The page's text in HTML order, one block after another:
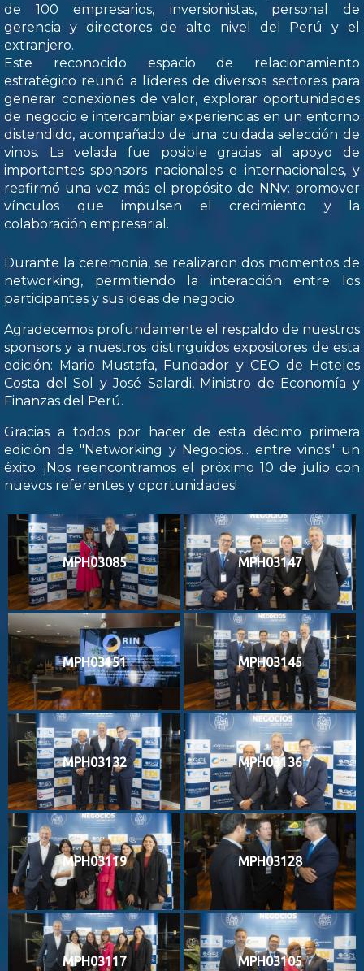
de 100 empresarios, inversionistas, personal de
gerencia y directores de alto nivel del Perú y el
extranjero.
Este reconocido espacio de relacionamiento
estratégico reunió a líderes de diversos sectores para
generar conexiones de valor, explorar oportunidades
de negocio e intercambiar experiencias en un entorno
distendido, acompañado de una cuidada selección de
vinos. La velada fue posible gracias al apoyo de
importantes sponsors nacionales e internacionales, y
reafirmó una vez más el propósito de NNv: promover
vínculos que impulsen el crecimiento y la
colaboración empresarial.
Durante la ceremonia, se realizaron dos momentos de
networking, permitiendo la interacción entre los
participantes y sus ideas de negocio.
Agradecemos profundamente el respaldo de nuestros
sponsors y a nuestros distinguidos expositores de esta
edición: Mario Mustafa, Fundador y CEO de Hoteles
Costa del Sol y José Salardi, Ministro de Economía y
Finanzas del Perú.
Gracias a todos por hacer de esta décimo primera
edición de "Networking y Negocios... entre vinos" un
éxito. ¡Nos reencontramos el próximo 10 de julio con
nuevos referentes y oportunidades!
MPH03085 MPH03147
MPH03151 MPH03145
MPH03132 MPH03136
MPH03119 MPH03128
MPH03117 MPH03105